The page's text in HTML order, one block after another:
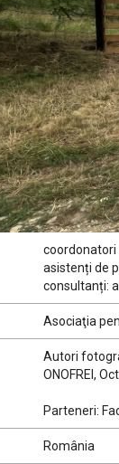
coordonatori
asistenți de
consultanți:
Asociaţia
Autori
ONOFREI,
Parteneri:
România